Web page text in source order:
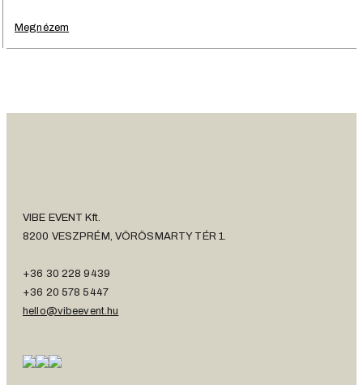
Megnézem
VIBE EVENT Kft.
8200 VESZPRÉM, VÖRÖSMARTY TÉR 1.
+36 30 228 9439
+36 20 578 5447
hello@vibeevent.hu